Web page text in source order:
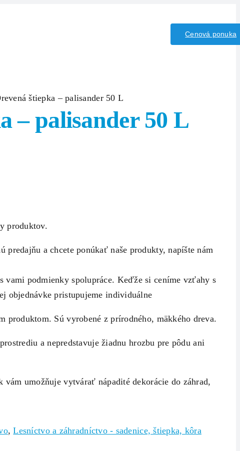
Cenová ponuka
štiepka – palisander 50 L
– palisander 50 L
produktov.
predajňu a chcete ponúkať naše produkty, napíšte nám
vami podmienky spolupráce. Keďže si ceníme vzťahy s
objednávke pristupujeme individuálne
produktom. Sú vyrobené z prírodného, ​​mäkkého dreva.
a nepredstavuje žiadnu hrozbu pre pôdu ani
vám umožňuje vytvárať nápadité dekorácie do záhrad,
,Lesníctvo a záhradníctvo - sadenice, štiepka, kôra